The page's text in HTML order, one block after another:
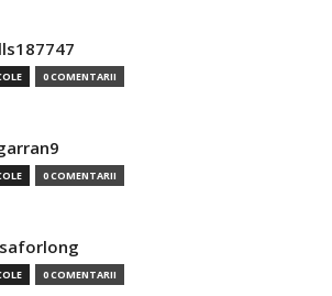
0 COMENTARII
0 COMENTARII
0 COMENTARII